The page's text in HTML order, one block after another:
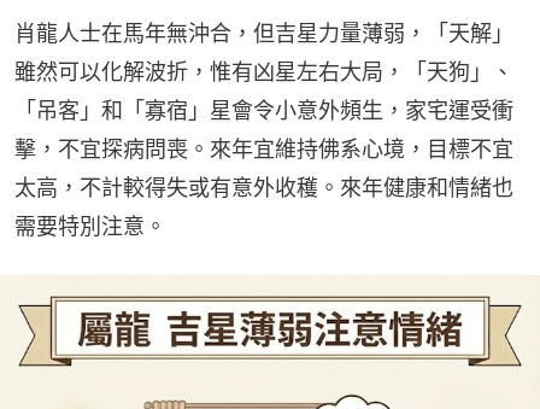
肖龍人士在馬年無沖合，但吉星力量薄弱，「天解」
雖然可以化解波折，惟有凶星左右大局，「天狗」、
「吊客」和「寡宿」星會令小意外頻生，家宅運受衝
擊，不宜探病問喪。來年宜維持佛系心境，目標不宜
太高，不計較得失或有意外收穫。來年健康和情緒也
需要特別注意。